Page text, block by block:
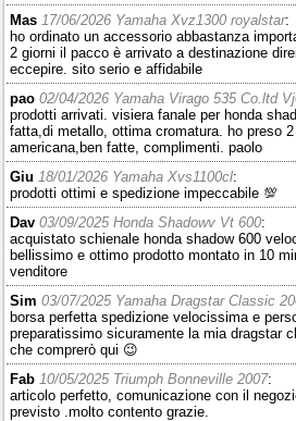
Mas 17/06/2026 Yamaha Xvz1300 royalstar:
ho ordinato un accessorio abbastanza
2 giorni il pacco è arrivato a destinazione
eccepire. sito serio e affidabile
pao 02/04/2026 Yamaha Virago 535 Co.ltd
prodotti arrivati. visiera fanale per honda
fatta,di metallo, ottima cromatura. ho preso
americana,ben fatte, complimenti. paolo
Giu 18/01/2026 Yamaha Xvs1100cl:
prodotti ottimi e spedizione impeccabile 💯
Dav 03/09/2025 Honda Shadowv Vt 600:
acquistato schienale honda shadow 600
bellissimo e ottimo prodotto montato in 10
venditore
Sim 03/07/2025 Yamaha Dragstar Classic
borsa perfetta spedizione velocissima e
preparatissimo sicuramente la mia dragstar
che comprerò qui 😉
Fab 10/05/2025 Triumph Bonneville 2007:
articolo perfetto, comunicazione con il
previsto .molto contento grazie.